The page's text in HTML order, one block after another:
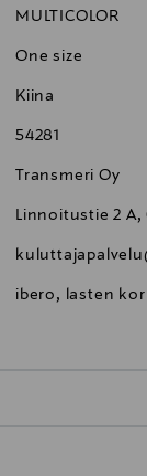
MULTICOLOR
One size
Kiina
54281
Transmeri Oy
Linnoitustie 2
ibero, lasten